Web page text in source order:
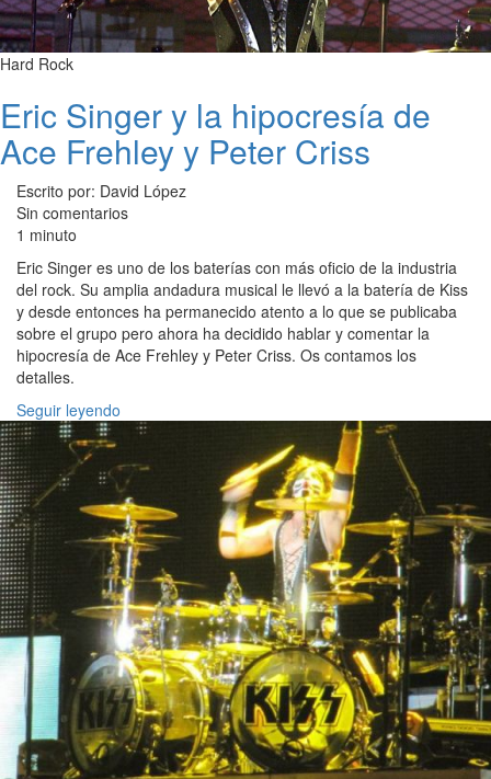
Hard Rock
Eric Singer y la hipocresía de
Ace Frehley y Peter Criss
Escrito por: David López
Sin comentarios
1 minuto
Eric Singer es uno de los baterías con más oficio de la industria
del rock. Su amplia andadura musical le llevó a la batería de Kiss
y desde entonces ha permanecido atento a lo que se publicaba
sobre el grupo pero ahora ha decidido hablar y comentar la
hipocresía de Ace Frehley y Peter Criss. Os contamos los
detalles.
Seguir leyendo